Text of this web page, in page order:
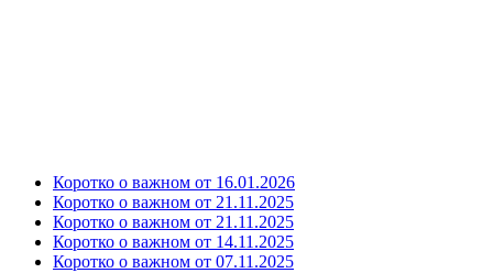
Коротко о важном от 16.01.2026
Коротко о важном от 21.11.2025
Коротко о важном от 21.11.2025
Коротко о важном от 14.11.2025
Коротко о важном от 07.11.2025